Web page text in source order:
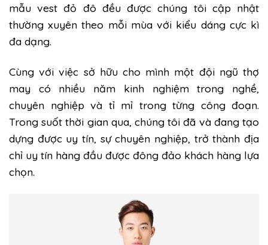
mẫu vest đỏ đô đều được chúng tôi cập nhật
thường xuyên theo mỗi mùa với kiểu dáng cực kì
đa dạng.
Cùng với việc sở hữu cho mình một đội ngũ thợ
may có nhiều năm kinh nghiệm trong nghề,
chuyên nghiệp và tỉ mỉ trong từng công đoạn.
Trong suốt thời gian qua, chúng tôi đã và đang tạo
dựng được uy tín, sự chuyên nghiệp, trở thành địa
chỉ uy tín hàng đầu được đông đảo khách hàng lựa
chọn.